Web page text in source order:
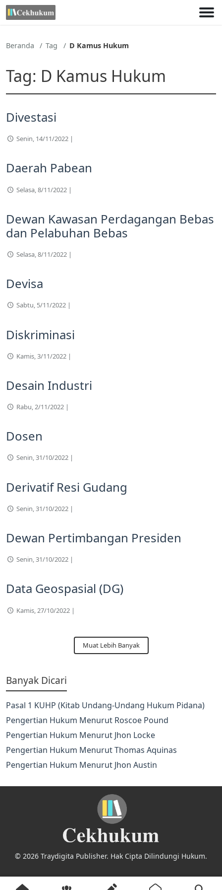
Lewati
ke
Beranda Tag D Kamus Hukum
Tag: D Kamus Hukum
Divestasi
Senin, 14/11/2022 |
Daerah Pabean
Selasa, 8/11/2022 |
Dewan Kawasan Perdagangan Bebas
dan Pelabuhan Bebas
Selasa, 8/11/2022 |
Devisa
Sabtu, 5/11/2022 |
Diskriminasi
Kamis, 3/11/2022 |
Desain Industri
Rabu, 2/11/2022 |
Dosen
Senin, 31/10/2022 |
Derivatif Resi Gudang
Senin, 31/10/2022 |
Dewan Pertimbangan Presiden
Senin, 31/10/2022 |
Data Geospasial (DG)
Kamis, 27/10/2022 |
Muat Lebih Banyak
Banyak Dicari
Pasal 1 KUHP (Kitab Undang-Undang Hukum Pidana)
Pengertian Hukum Menurut Roscoe Pound
Pengertian Hukum Menurut Jhon Locke
Pengertian Hukum Menurut Thomas Aquinas
Pengertian Hukum Menurut Jhon Austin
© 2026 Traydigita Publisher. Hak Cipta Dilindungi Hukum.